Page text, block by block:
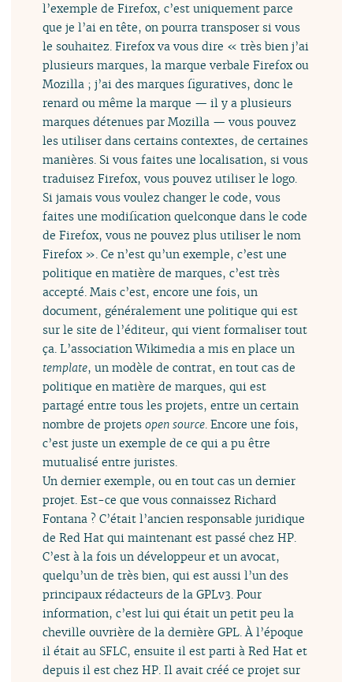
l’exemple de Firefox, c’est uniquement parce
que je l’ai en tête, on pourra transposer si vous
le souhaitez. Firefox va vous dire « très bien j’ai
plusieurs marques, la marque verbale Firefox ou
Mozilla ; j’ai des marques figuratives, donc le
renard ou même la marque — il y a plusieurs
marques détenues par Mozilla — vous pouvez
les utiliser dans certains contextes, de certaines
manières. Si vous faites une localisation, si vous
traduisez Firefox, vous pouvez utiliser le logo.
Si jamais vous voulez changer le code, vous
faites une modification quelconque dans le code
de Firefox, vous ne pouvez plus utiliser le nom
Firefox ». Ce n’est qu’un exemple, c’est une
politique en matière de marques, c’est très
accepté. Mais c’est, encore une fois, un
document, généralement une politique qui est
sur le site de l’éditeur, qui vient formaliser tout
ça. L’association Wikimedia a mis en place un
template, un modèle de contrat, en tout cas de
politique en matière de marques, qui est
partagé entre tous les projets, entre un certain
nombre de projetsopen source. Encore une fois,
c’est juste un exemple de ce qui a pu être
mutualisé entre juristes.
Un dernier exemple, ou en tout cas un dernier
projet. Est-ce que vous connaissez Richard
Fontana ? C’était l’ancien responsable juridique
de Red Hat qui maintenant est passé chez HP.
C’est à la fois un développeur et un avocat,
quelqu’un de très bien, qui est aussi l’un des
principaux rédacteurs de la GPLv3. Pour
information, c’est lui qui était un petit peu la
cheville ouvrière de la dernière GPL. À l’époque
il était au SFLC, ensuite il est parti à Red Hat et
depuis il est chez HP. Il avait créé ce projet sur